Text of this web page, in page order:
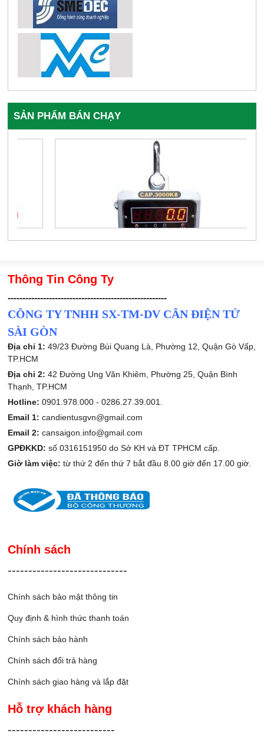
SẢN PHẨM BÁN CHẠY
Thông Tin Công Ty
------------------------------------------------------
CÔNG TY TNHH SX-TM-DV CÂN ĐIỆN TỬ
SÀI GÒN
Địa chỉ 1: 49/23 Đường Bùi Quang Là, Phường 12, Quận Gò Vấp,
TP.HCM
Địa chỉ 2:42 Đường Ung Văn Khiêm, Phường 25, Quận Bình
Thạnh, TP.HCM
Hotline: 0901.978.000 -0286.27.39.001.
Email 1: candientusgvn@gmail.com
Email 2: cansaigon.info@gmail.com
GPĐKKD: số 0316151950 do Sở KH và ĐT TPHCM cấp.
Giờ làm việc: từ thứ 2 đến thứ 7 bắt đầu 8.00 giờ đến 17.00 giờ.
Chính sách
-----------------------------
Chính sách bảo mật thông tin
Quy định & hình thức thanh toán
Chính sách bảo hành
Chính sách đổi trả hàng
Chính sách giao hàng và lắp đặt
Hỗ trợ khách hàng
--------------------------